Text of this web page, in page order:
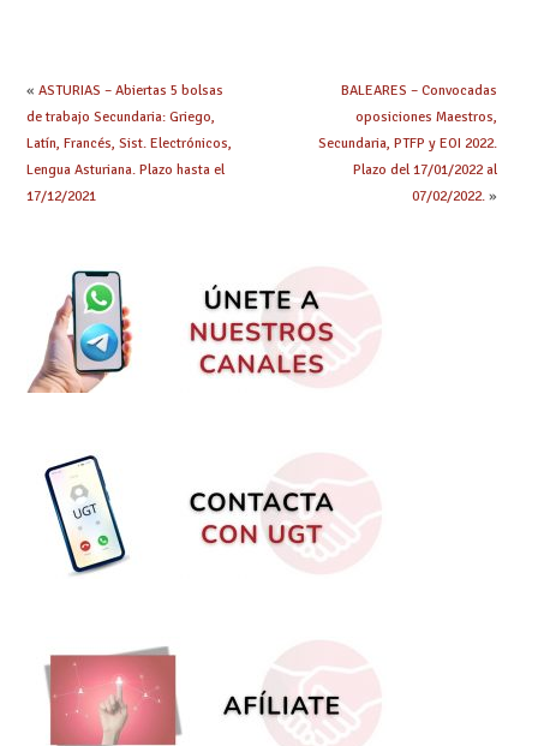
« ASTURIAS – Abiertas 5 bolsas
de trabajo Secundaria: Griego,
Latín, Francés, Sist. Electrónicos,
Lengua Asturiana. Plazo hasta el
17/12/2021
BALEARES – Convocadas
oposiciones Maestros,
Secundaria, PTFP y EOI 2022.
Plazo del 17/01/2022 al
07/02/2022.»